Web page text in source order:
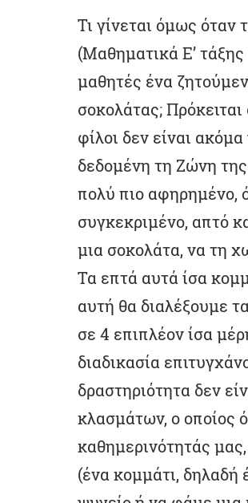
Τι γίνεται όμως όταν
(Μαθηματικά Ε’
μαθητές ένα
σοκολάτας;
φίλοι δεν είναι
δεδομένη τη Ζώνη
πολύ πιο αφηρημένο,
συγκεκριμένο, απτό
μια σοκολάτα, να τη
Τα επτά αυτά ίσα
αυτή θα διαλέξουμε
σε 4 επιπλέον ίσα
διαδικασία
δραστηριότητα δεν
κλασμάτων, ο οποίος
καθημερινότητάς
(ένα κομμάτι, δηλαδή